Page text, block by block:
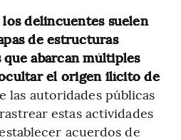
delincuentes suelen
de estructuras
abarcan múltiples
el origen ilícito de
las autoridades públicas
estas actividades
acuerdos de